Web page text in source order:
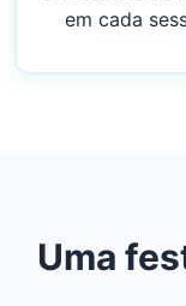
em cada
Uma